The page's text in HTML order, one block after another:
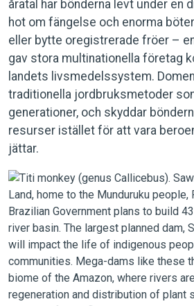
åratal har bönderna levt under en
hot om fängelse och enorma
eller bytte oregistrerade fröer –
gav stora multinationella företag
landets livsmedelssystem.
traditionella jordbruksmetoder
generationer, och skyddar
resurser istället för att vara
jättar.